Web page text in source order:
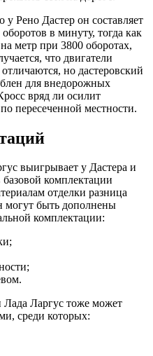
Рено Дастер он составляет
в минуту, тогда как
метр при 3800 оборотах,
что двигатели
но дастеровский
для внедорожных
вряд ли осилит
пересеченной местности.
выигрывает у Дастера и
комплектации
отделки разница
могут быть дополнены
комплектации:
Лада Ларгус тоже может
среди которых: